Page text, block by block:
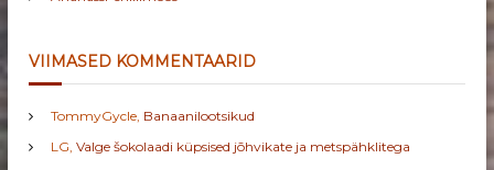
VIIMASED KOMMENTAARID
TommyGycle Banaanilootsikud
LG ,Valge šokolaadi küpsised jõhvikate ja metspähklitega